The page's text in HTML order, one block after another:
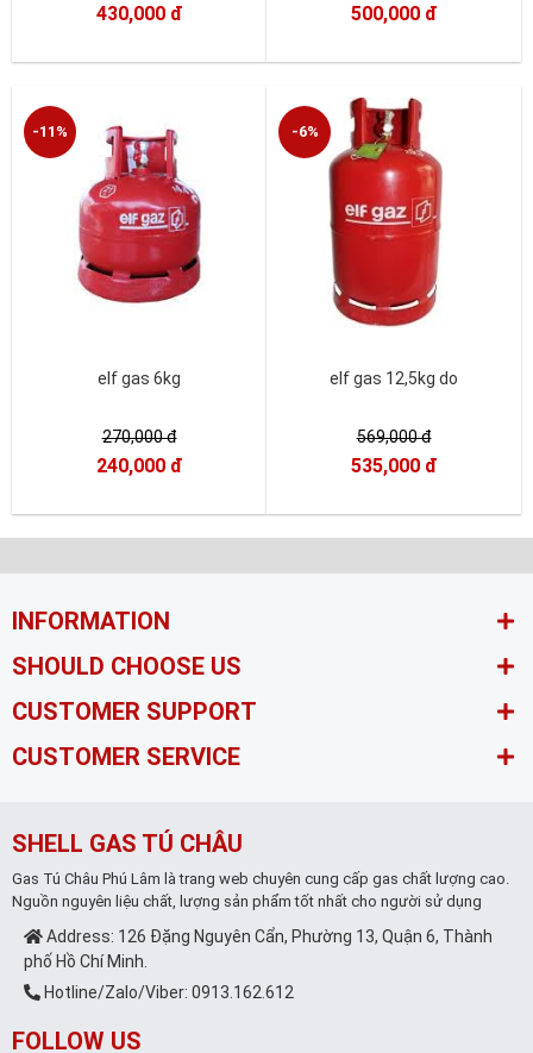
430,000 đ 500,000 đ
-11%
elf gas 6kg
270,000 đ
240,000 đ
-6%
elf gas 12,5kg do
569,000 đ
535,000 đ
INFORMATION
SHOULD CHOOSE US
CUSTOMER SUPPORT
CUSTOMER SERVICE
SHELL GAS TÚ CHÂU
Gas Tú Châu Phú Lâm là trang web chuyên cung cấp gas chất lượng cao.
Nguồn nguyên liệu chất, lượng sản phẩm tốt nhất cho người sử dụng
Address: 126 Đặng Nguyên Cẩn, Phường 13, Quận 6, Thành
phố Hồ Chí Minh.
Hotline/Zalo/Viber: 0913.162.612
FOLLOW US